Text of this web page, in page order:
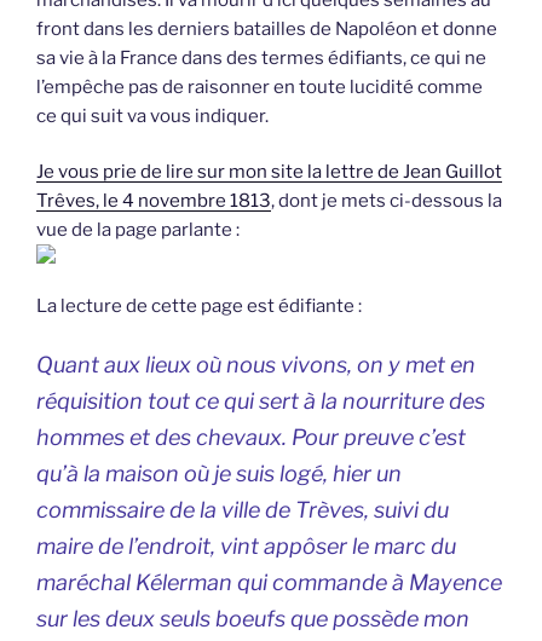
front dans les derniers batailles de Napoléon et donne
sa vie à la France dans des termes édifiants, ce qui ne
l’empêche pas de raisonner en toute lucidité comme
ce qui suit va vous indiquer.
Je vous prie de lire sur mon site la lettre de Jean Guillot
Trêves, le 4 novembre 1813, dont je mets ci-dessous la
vue de la page parlante :
La lecture de cette page est édifiante :
Quant aux lieux où nous vivons, on y met en
réquisition tout ce qui sert à la nourriture des
hommes et des chevaux. Pour preuve c’est
qu’à la maison où je suis logé, hier un
commissaire de la ville de Trèves, suivi du
maire de l’endroit, vint appôser le marc du
maréchal Kélerman qui commande à Mayence
sur les deux seuls boeufs que possède mon